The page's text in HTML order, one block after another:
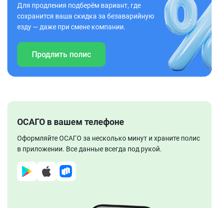
Для продления подберём вариант, где
сохранится ваша скидка за безаварийную
езду — даже при смене компании.
Продлить полис
ОСАГО в вашем телефоне
Оформляйте ОСАГО за несколько минут и храните полис
в приложении. Все данные всегда под рукой.